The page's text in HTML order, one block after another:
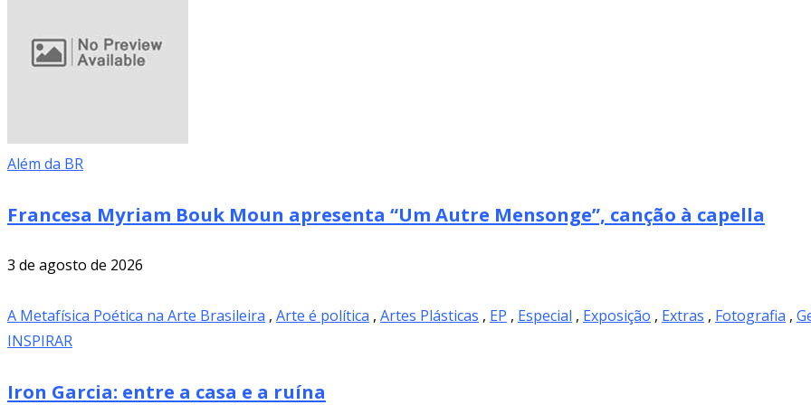
Além da BR
Francesa Myriam Bouk Moun apresenta “Um Autre Mensonge”, canção à capella
3 de agosto de 2026
A Metafísica Poética na Arte Brasileira , Arte é política , Artes Plásticas , EP , Especial , Exposição , Extras , Fotografia ,
INSPIRAR
Iron Garcia: entre a casa e a ruína